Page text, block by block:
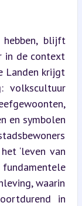
blijft
in de context
Landen krijgt
volkscultuur
en symbolen
‘leven van
waarin
in